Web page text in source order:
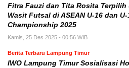
Fitra Fauzi dan Tita Rosita Terpilih
Wasit Futsal di ASEAN U-16 dan U-
Championship 2025
Kamis, 25 Des 2025 - 00:56 WIB
Berita Terbaru Lampung Timur
IWO Lampung Timur Sosialisasi